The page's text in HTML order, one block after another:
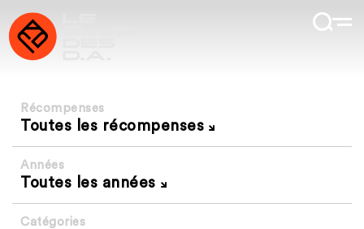
Récompenses
Toutes les récompenses
Années
Toutes les années
Catégories